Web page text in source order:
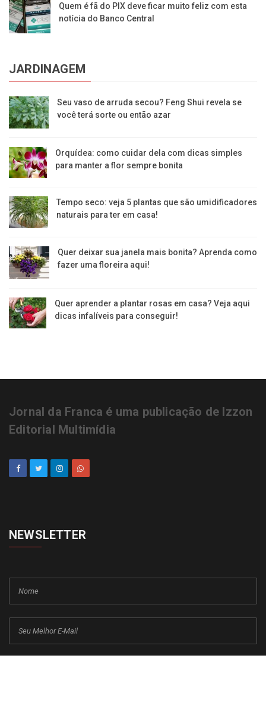
Quem é fã do PIX deve ficar muito feliz com esta
notícia do Banco Central
JARDINAGEM
Seu vaso de arruda secou? Feng Shui revela se
você terá sorte ou então azar
Orquídea: como cuidar dela com dicas simples
para manter a flor sempre bonita
Tempo seco: veja 5 plantas que são umidificadores
naturais para ter em casa!
Quer deixar sua janela mais bonita? Aprenda como
fazer uma floreira aqui!
Quer aprender a plantar rosas em casa? Veja aqui
dicas infalíveis para conseguir!
Jornal da Franca é uma publicação de Izzon
Editorial Multimídia
NEWSLETTER